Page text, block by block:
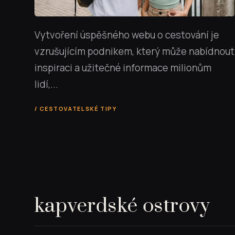
Vytvoření úspěšného webu o cestování je
vzrušujícím podnikem, který může nabídnout
inspiraci a užitečné informace milionům
lidí,...
CESTOVATELSKÉ TIPY
kapverdské ostrovy